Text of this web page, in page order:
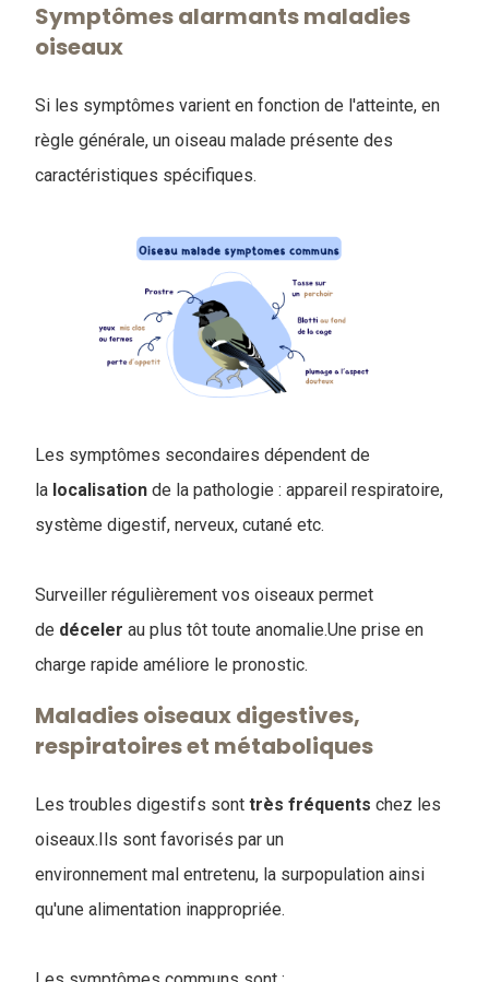
Symptômes alarmants maladies
oiseaux
Si les symptômes varient en fonction de l'atteinte, en
règle générale, un oiseau malade présente des
caractéristiques spécifiques.
Les symptômes secondaires dépendent de
la localisation de la pathologie : appareil respiratoire,
système digestif, nerveux, cutané etc.
Surveiller régulièrement vos oiseaux permet
de déceler au plus tôt toute anomalie.Une prise en
charge rapide améliore le pronostic.
Maladies oiseaux digestives,
respiratoires et métaboliques
Les troubles digestifs sont très fréquents chez les
oiseaux.Ils sont favorisés par un
environnement mal entretenu, la surpopulation ainsi
qu'une alimentation inappropriée.